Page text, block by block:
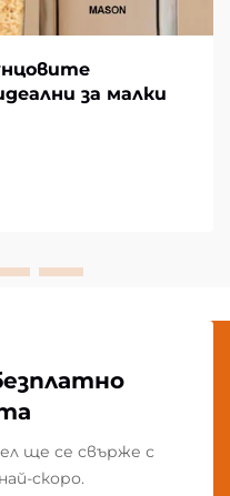
за малки
ще се свърже с
скоро.